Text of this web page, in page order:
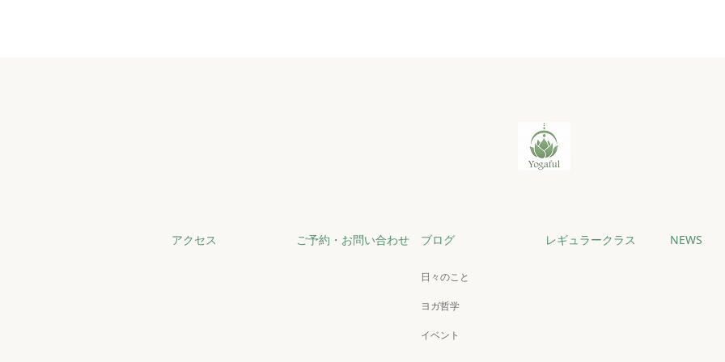
アクセス ご予約・お問い合わせ ブログ
日々のこと
ヨガ哲学
イベント
レギュラークラス NEWS